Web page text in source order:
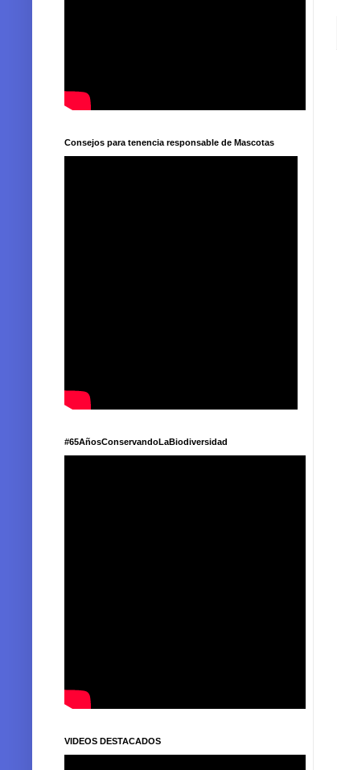
Consejos para tenencia responsable de Mascotas
#65AñosConservandoLaBiodiversidad
VIDEOS DESTACADOS